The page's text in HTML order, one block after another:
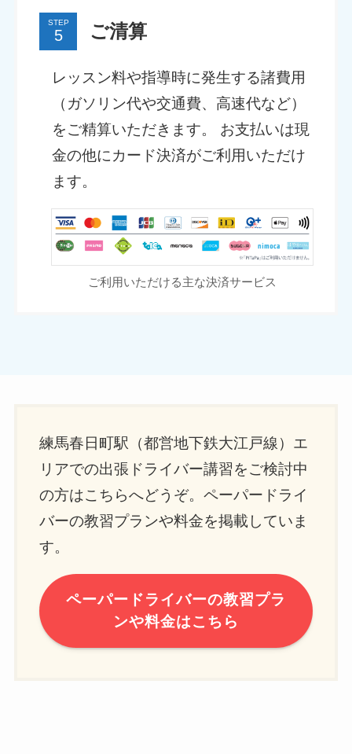
STEP ご清算
レッスン料や指導時に発生する諸費用
（ガソリン代や交通費、高速代など）
をご精算いただきます。 お支払いは現
金の他にカード決済がご利用いただけ
ます。
ご利用いただける主な決済サービス
練馬春日町駅（都営地下鉄大江戸線）エ
リアでの出張ドライバー講習をご検討中
の方はこちらへどうぞ。ペーパードライ
バーの教習プランや料金を掲載していま
す。
ペーパードライバーの教習プラ
ンや料金はこちら